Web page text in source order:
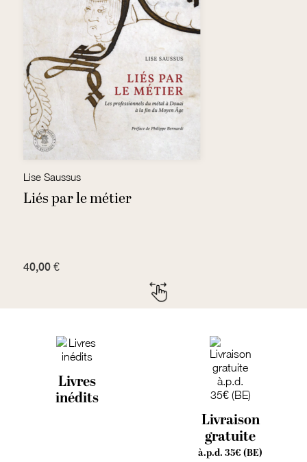
Lise Saussus
Liés par le métier
40,00 €
Livres
inédits
Livraison
gratuite
à.p.d. 35€ (BE)